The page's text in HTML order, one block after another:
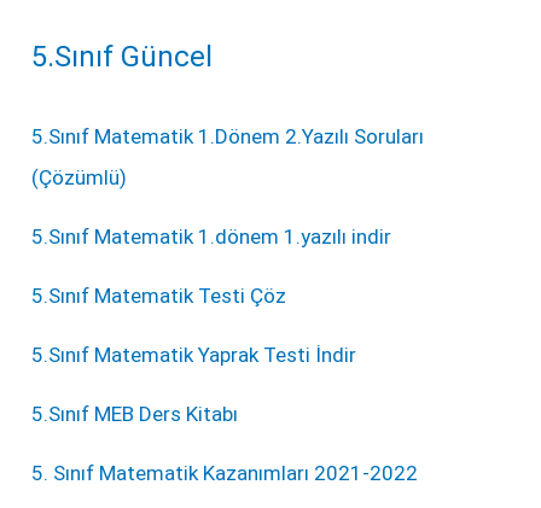
5.Sınıf Güncel
5.Sınıf Matematik 1.Dönem 2.Yazılı Soruları
(Çözümlü)
5.Sınıf Matematik 1.dönem 1.yazılı indir
5.Sınıf Matematik Testi Çöz
5.Sınıf Matematik Yaprak Testi İndir
5.Sınıf MEB Ders Kitabı
5. Sınıf Matematik Kazanımları 2021-2022